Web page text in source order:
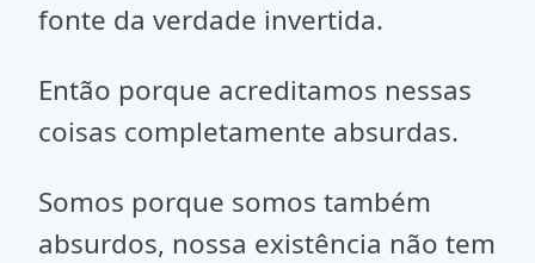
fonte da verdade invertida.
Então porque acreditamos nessas
coisas completamente absurdas.
Somos porque somos também
absurdos, nossa existência não tem